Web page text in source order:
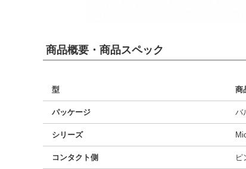
商品概要・商品スペック
型 商
パッケージ バ
シリーズ
コンタクト側 ピ